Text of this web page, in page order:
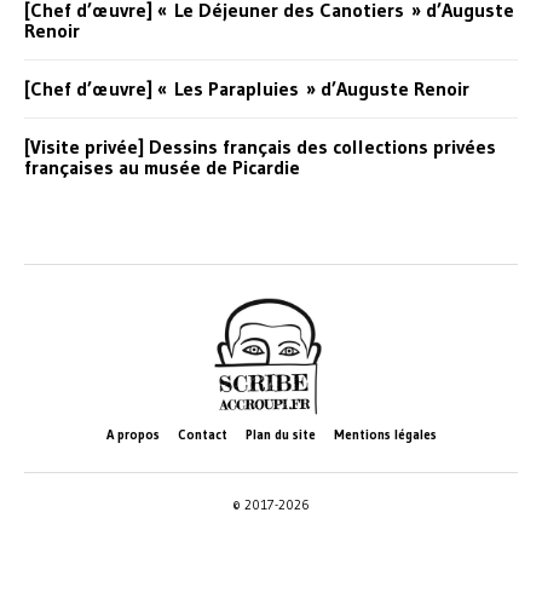
[Chef d’œuvre] « Le Déjeuner des Canotiers » d’Auguste
Renoir
[Chef d’œuvre] « Les Parapluies » d’Auguste Renoir
[Visite privée] Dessins français des collections privées
françaises au musée de Picardie
A propos Contact Plan du site Mentions légales
© 2017-2026